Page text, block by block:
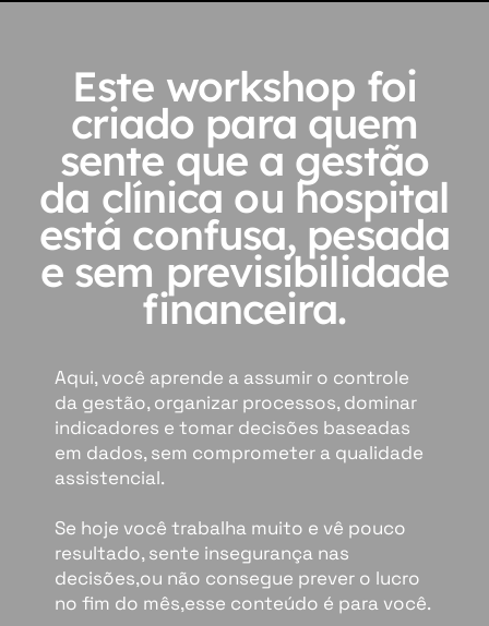
Este workshop foi
criado para quem
sente que a gestão
da clínica ou hospital
está confusa, pesada
e sem previsibilidade
financeira.
Aqui, você aprende a assumir o controle
da gestão, organizar processos, dominar
indicadores e tomar decisões baseadas
em dados, sem comprometer a qualidade
assistencial.
Se hoje você trabalha muito e vê pouco
resultado, sente insegurança nas
decisões,ou não consegue prever o lucro
no fim do mês,esse conteúdo é para você.